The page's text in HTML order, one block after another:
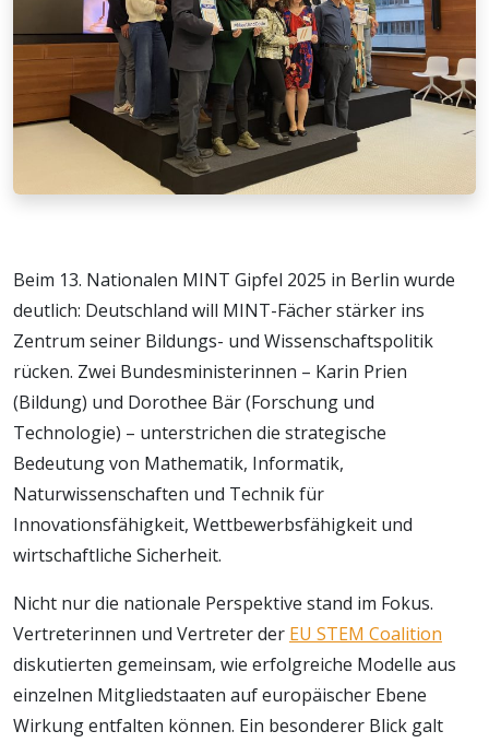
Beim 13. Nationalen MINT Gipfel 2025 in Berlin wurde
deutlich: Deutschland will MINT-Fächer stärker ins
Zentrum seiner Bildungs- und Wissenschaftspolitik
rücken. Zwei Bundesministerinnen – Karin Prien
(Bildung) und Dorothee Bär (Forschung und
Technologie) – unterstrichen die strategische
Bedeutung von Mathematik, Informatik,
Naturwissenschaften und Technik für
Innovationsfähigkeit, Wettbewerbsfähigkeit und
wirtschaftliche Sicherheit.
Nicht nur die nationale Perspektive stand im Fokus.
Vertreterinnen und Vertreter der EU STEM Coalition
diskutierten gemeinsam, wie erfolgreiche Modelle aus
einzelnen Mitgliedstaaten auf europäischer Ebene
Wirkung entfalten können. Ein besonderer Blick galt